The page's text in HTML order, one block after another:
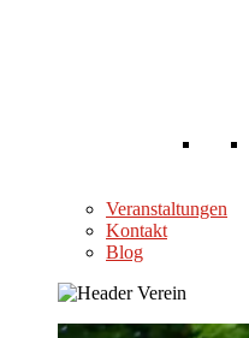
Veranstaltungen
Kontakt
Blog